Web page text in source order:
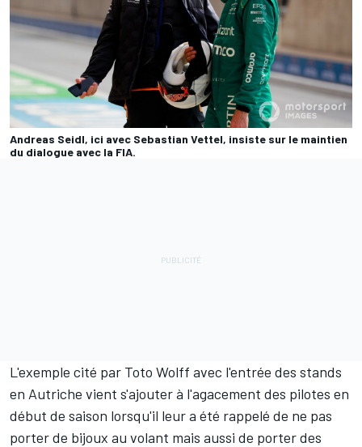
Andreas Seidl, ici avec Sebastian Vettel, insiste sur le maintien
du dialogue avec la FIA.
L'exemple cité par Toto Wolff avec l'entrée des stands
en Autriche vient s'ajouter à l'agacement des pilotes en
début de saison lorsqu'il leur a été rappelé de ne pas
porter de bijoux au volant mais aussi de porter des